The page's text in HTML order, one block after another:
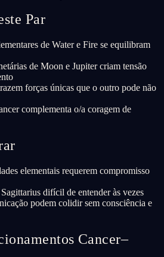
Par
de Water e Fire se equilibram
de Moon e Jupiter criam tensão
forças únicas que o outro pode não
complementa o/a coragem de
elementais requerem compromisso
difícil de entender às vezes
podem colidir sem consciência e
Cancer–